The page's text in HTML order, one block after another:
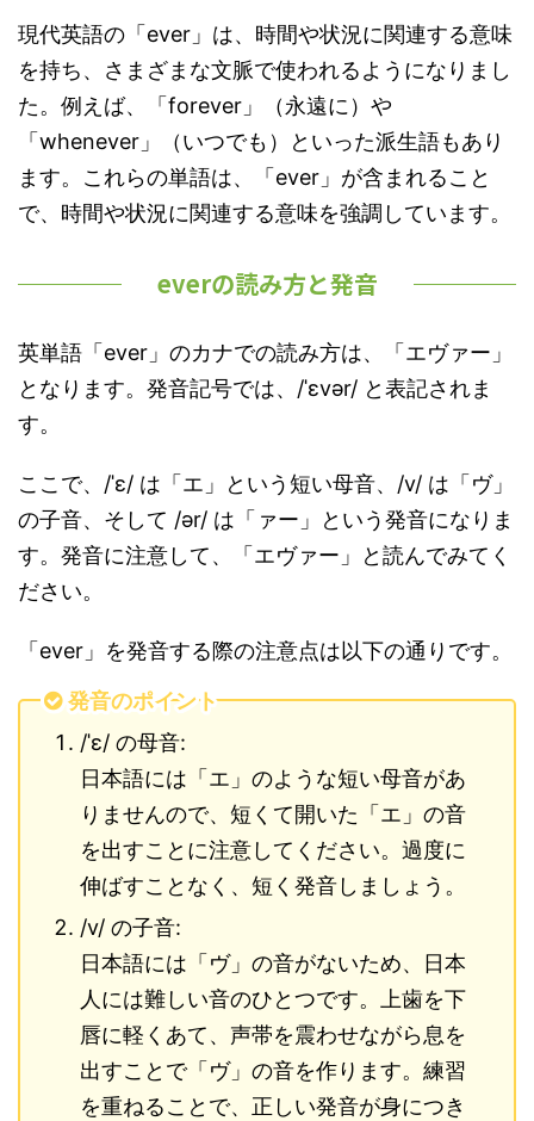
現代英語の「ever」は、時間や状況に関連する意味
を持ち、さまざまな文脈で使われるようになりまし
た。例えば、「forever」（永遠に）や
「whenever」（いつでも）といった派生語もあり
ます。これらの単語は、「ever」が含まれること
で、時間や状況に関連する意味を強調しています。
everの読み方と発音
英単語「ever」のカナでの読み方は、「エヴァー」
となります。発音記号では、/ˈɛvər/ と表記されま
す。
ここで、/ˈɛ/ は「エ」という短い母音、/v/ は「ヴ」
の子音、そして /ər/ は「ァー」という発音になりま
す。発音に注意して、「エヴァー」と読んでみてく
ださい。
「ever」を発音する際の注意点は以下の通りです。
発音のポイント
/ˈɛ/ の母音:
日本語には「エ」のような短い母音があ
りませんので、短くて開いた「エ」の音
を出すことに注意してください。過度に
伸ばすことなく、短く発音しましょう。
/v/ の子音:
日本語には「ヴ」の音がないため、日本
人には難しい音のひとつです。上歯を下
唇に軽くあて、声帯を震わせながら息を
出すことで「ヴ」の音を作ります。練習
を重ねることで、正しい発音が身につき